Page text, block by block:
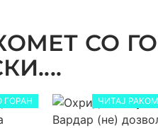
СО
ГОРАН ЧИТАЈ